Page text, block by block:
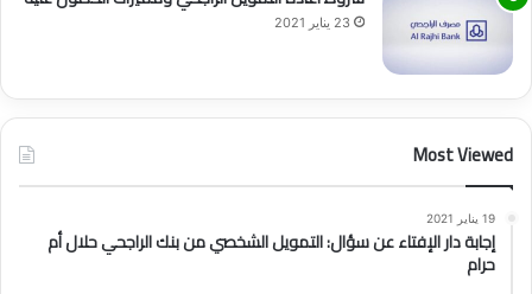
23 يناير 2021
Most Viewed
19 يناير 2021
إجابة دار الإفتاء عن سؤال: التمويل الشخصي من بنك الراجحي حلال أم
حرام